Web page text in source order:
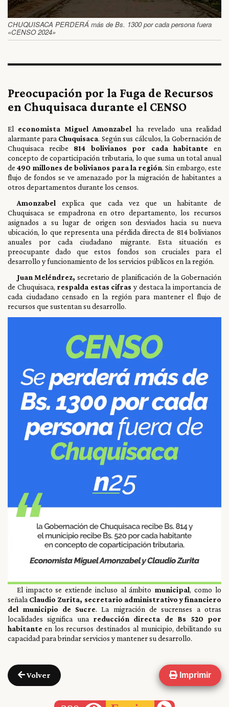
Imprimir
Volver
CHUQUISACA PERDERÁ más de Bs. 1300 por cada persona fuera
«CENSO 2024»
Preocupación por la Fuga de Recursos
en Chuquisaca durante el CENSO
El economista Miguel Amonzabel ha revelado una realidad
alarmante para Chuquisaca. Según sus cálculos, la Gobernación de
Chuquisaca recibe 814 bolivianos por cada habitante en
concepto de coparticipación tributaria, lo que suma un total anual
de 490 millones de bolivianos para la región. Sin embargo, este
flujo de fondos se ve amenazado por la migración de habitantes a
otros departamentos durante los censos.
Amonzabel explica que cada vez que un habitante de
Chuquisaca se empadrona en otro departamento, los recursos
asignados a su lugar de origen son desviados hacia su nueva
ubicación, lo que representa una pérdida directa de 814 bolivianos
anuales por cada ciudadano migrante. Esta situación es
preocupante dado que estos fondos son cruciales para el
desarrollo y funcionamiento de los servicios públicos en la región.
Juan Meléndrez, secretario de planificación de la Gobernación
de Chuquisaca, respalda estas cifras y destaca la importancia de
cada ciudadano censado en la región para mantener el flujo de
recursos que sustentan su desarrollo.
El impacto se extiende incluso al ámbito municipal, como lo
señala Claudio Zurita, secretario administrativo y financiero
del municipio de Sucre. La migración de sucrenses a otras
localidades significa una reducción directa de Bs 520 por
habitante en los recursos destinados al municipio, debilitando su
capacidad para brindar servicios y mantener su desarrollo.